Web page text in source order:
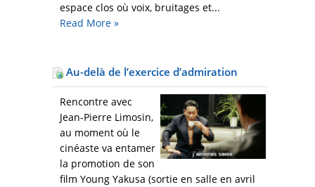
espace clos où voix, bruitages et...
Read More »
Au-delà de l’exercice d’admiration
Rencontre avec
Jean-Pierre Limosin,
au moment où le
cinéaste va entamer
la promotion de son
film Young Yakusa (sortie en salle en avril